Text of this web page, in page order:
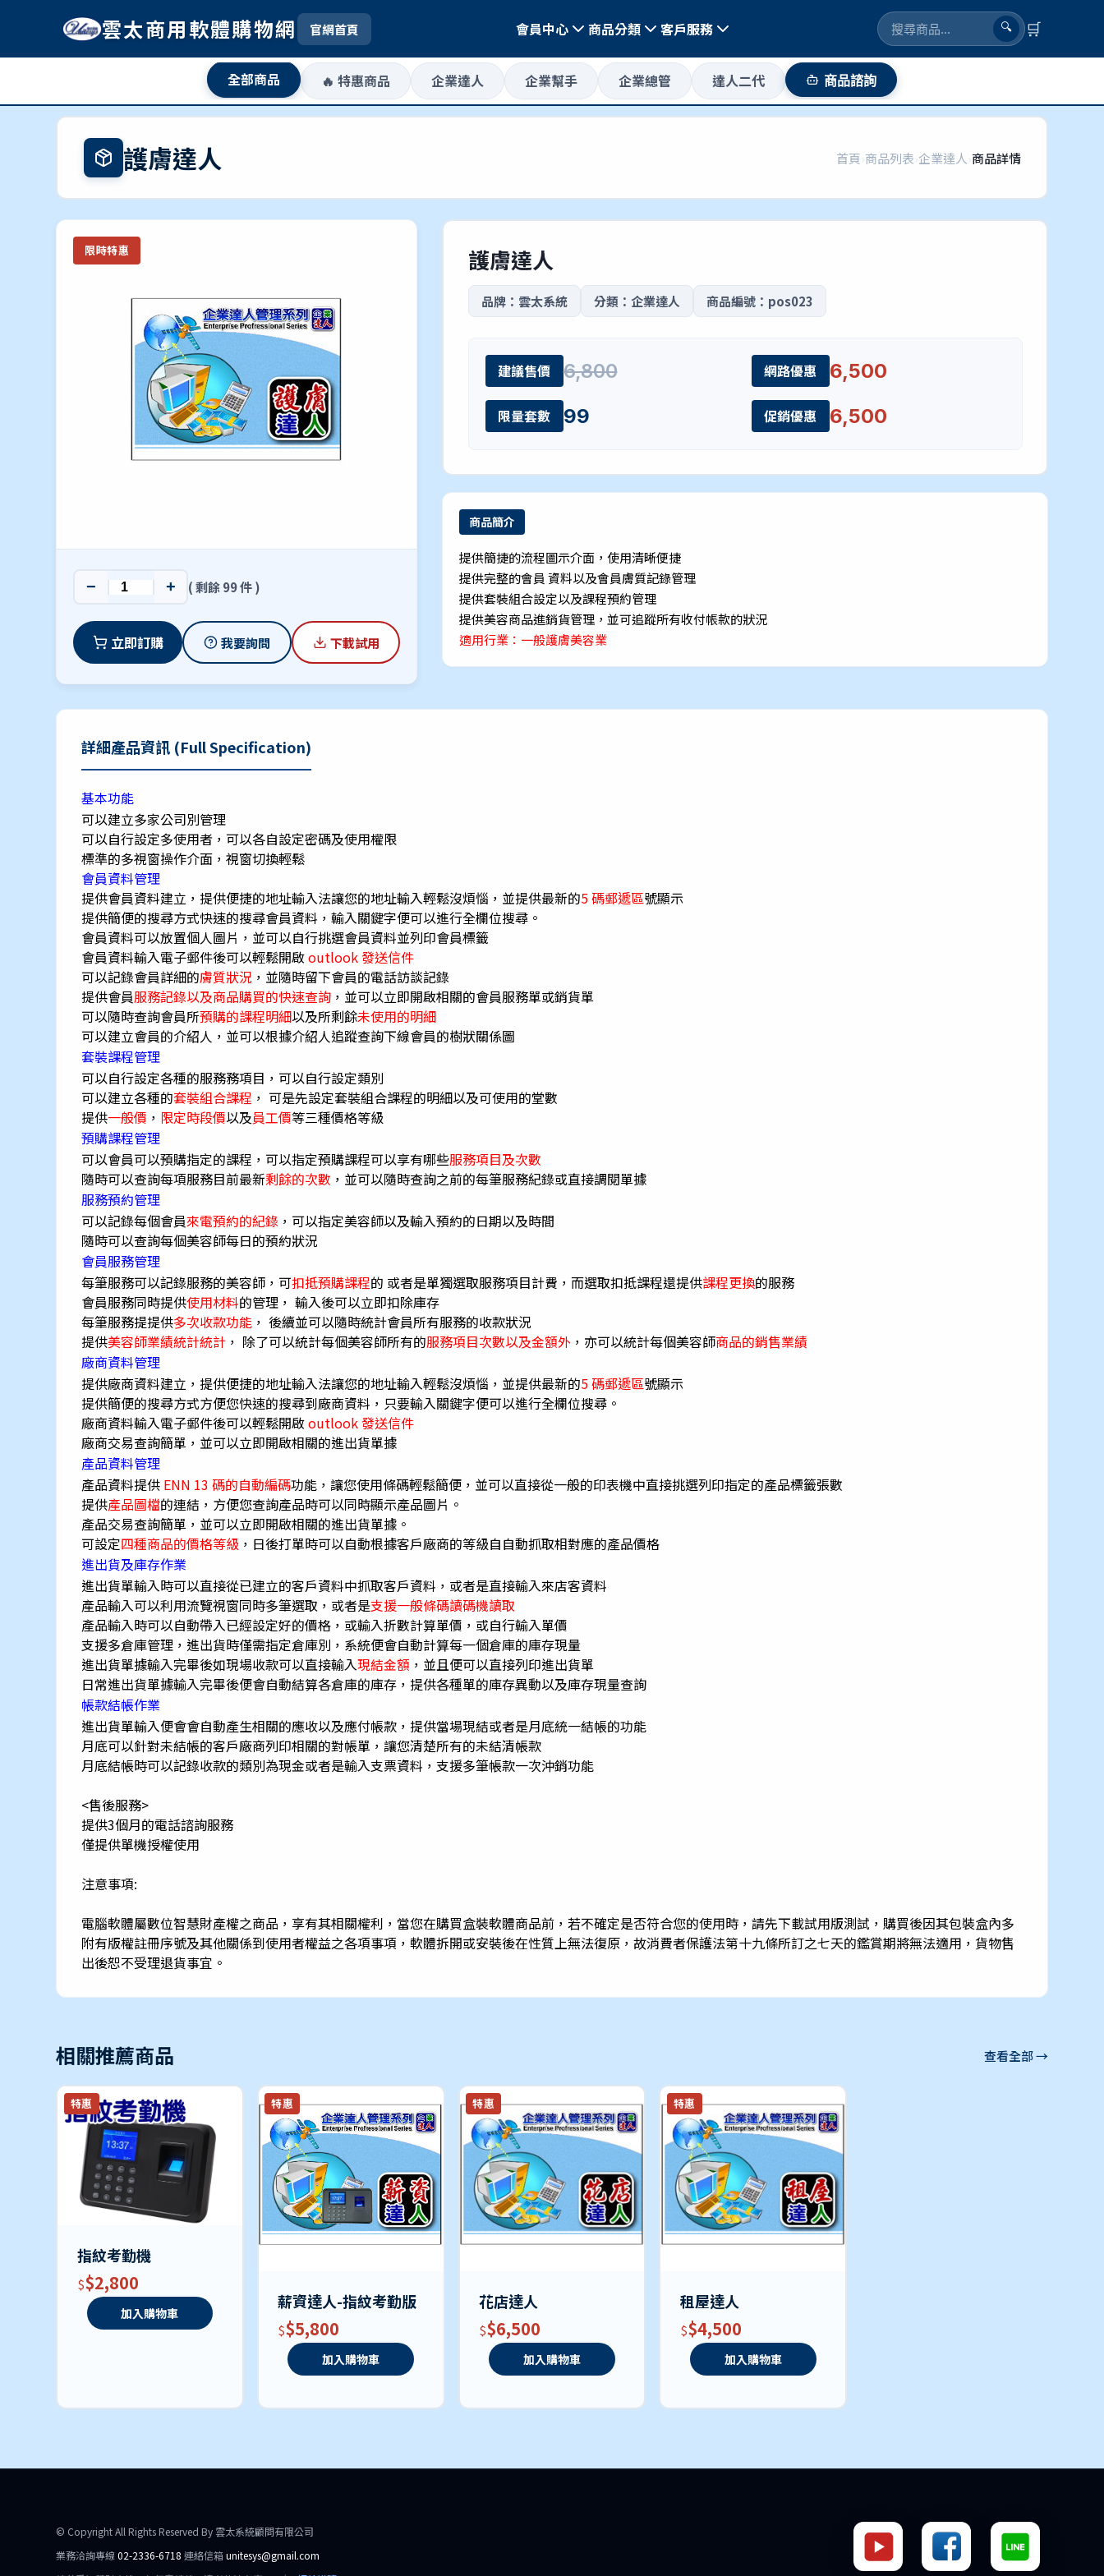
雲太商用軟體購物網 官網首頁 會員中心 商品分類 客戶服務 🔍 🛒
全部商品 🔥 特惠商品 企業達人 企業幫手 企業總管 達人二代 商品諮詢
護膚達人 首頁›商品列表›企業達人›商品詳情
限時特惠
− + ( 剩餘 99 件 )
立即訂購 我要詢問 下載試用
護膚達人
品牌：雲太系統 分類：企業達人 商品編號：pos023
建議售價 6,800 網路優惠 6,500
限量套數 99 促銷優惠 6,500
商品簡介
提供簡捷的流程圖示介面，使用清晰便捷
提供完整的會員 資料以及會員膚質記錄管理
提供套裝組合設定以及課程預約管理
提供美容商品進銷貨管理，並可追蹤所有收付帳款的狀況
適用行業：一般護膚美容業
詳細產品資訊 (Full Specification)
基本功能
可以建立多家公司別管理
可以自行設定多使用者，可以各自設定密碼及使用權限
標準的多視窗操作介面，視窗切換輕鬆
會員資料管理
提供會員資料建立，提供便捷的地址輸入法讓您的地址輸入輕鬆沒煩惱，並提供最新的5 碼郵遞區號顯示
提供簡便的搜尋方式快速的搜尋會員資料，輸入關鍵字便可以進行全欄位搜尋。
會員資料可以放置個人圖片，並可以自行挑選會員資料並列印會員標籤
會員資料輸入電子郵件後可以輕鬆開啟outlook 發送信件
可以記錄會員詳細的膚質狀況 ，並隨時留下會員的電話訪談記錄
提供會員服務記錄以及商品購買的快速查詢 ，並可以立即開啟相關的會員服務單或銷貨單
可以隨時查詢會員所預購的課程明細以及所剩餘未使用的明細
可以建立會員的介紹人，並可以根據介紹人追蹤查詢下線會員的樹狀關係圖
套裝課程管理
可以自行設定各種的服務務項目，可以自行設定類別
可以建立各種的套裝組合課程 ， 可是先設定套裝組合課程的明細以及可使用的堂數
提供一般價 ， 限定時段價以及員工價等三種價格等級
預購課程管理
可以會員可以預購指定的課程，可以指定預購課程可以享有哪些服務項目及次數
隨時可以查詢每項服務目前最新剩餘的次數 ，並可以隨時查詢之前的每筆服務紀錄或直接調閱單據
服務預約管理
可以記錄每個會員來電預約的紀錄 ，可以指定美容師以及輸入預約的日期以及時間
隨時可以查詢每個美容師每日的預約狀況
會員服務管理
每筆服務可以記錄服務的美容師，可扣抵預購課程的 或者是單獨選取服務項目計費，而選取扣抵課程還提供課程更換的服務
會員服務同時提供使用材料的管理， 輸入後可以立即扣除庫存
每筆服務提提供多次收款功能 ， 後續並可以隨時統計會員所有服務的收款狀況
提供美容師業績統計統計 ， 除了可以統計每個美容師所有的服務項目次數以及金額外 ，亦可以統計每個美容師商品的銷售業績
廠商資料管理
提供廠商資料建立，提供便捷的地址輸入法讓您的地址輸入輕鬆沒煩惱，並提供最新的5 碼郵遞區號顯示
提供簡便的搜尋方式方便您快速的搜尋到廠商資料，只要輸入關鍵字便可以進行全欄位搜尋。
廠商資料輸入電子郵件後可以輕鬆開啟outlook 發送信件
廠商交易查詢簡單，並可以立即開啟相關的進出貨單據
產品資料管理
產品資料提供 ENN 13 碼的自動編碼功能，讓您使用條碼輕鬆簡便，並可以直接從一般的印表機中直接挑選列印指定的產品標籤張數
提供產品圖檔的連結，方便您查詢產品時可以同時顯示產品圖片。
產品交易查詢簡單，並可以立即開啟相關的進出貨單據。
可設定四種商品的價格等級 ，日後打單時可以自動根據客戶廠商的等級自自動抓取相對應的產品價格
進出貨及庫存作業
進出貨單輸入時可以直接從已建立的客戶資料中抓取客戶資料，或者是直接輸入來店客資料
產品輸入可以利用流覽視窗同時多筆選取，或者是支援一般條碼讀碼機讀取
產品輸入時可以自動帶入已經設定好的價格，或輸入折數計算單價，或自行輸入單價
支援多倉庫管理，進出貨時僅需指定倉庫別，系統便會自動計算每一個倉庫的庫存現量
進出貨單據輸入完畢後如現場收款可以直接輸入現結金額 ，並且便可以直接列印進出貨單
日常進出貨單據輸入完畢後便會自動結算各倉庫的庫存，提供各種單的庫存異動以及庫存現量查詢
帳款結帳作業
進出貨單輸入便會會自動產生相關的應收以及應付帳款，提供當場現結或者是月底統一結帳的功能
月底可以針對未結帳的客戶廠商列印相關的對帳單，讓您清楚所有的未結清帳款
月底結帳時可以記錄收款的類別為現金或者是輸入支票資料，支援多筆帳款一次沖銷功能
<售後服務>
提供3個月的電話諮詢服務
僅提供單機授權使用
注意事項:
電腦軟體屬數位智慧財產權之商品，享有其相關權利，當您在購買盒裝軟體商品前，若不確定是否符合您的使用時，請先下載試用版測試，購買後因其包裝盒內多
附有版權註冊序號及其他關係到使用者權益之各項事項，軟體拆開或安裝後在性質上無法復原，故消費者保護法第十九條所訂之七天的鑑賞期將無法適用，貨物售
出後恕不受理退貨事宜。
相關推薦商品 查看全部 →
特惠
指紋考勤機
$2,800
加入購物車
特惠
薪資達人-指紋考勤版
$5,800
加入購物車
特惠
花店達人
$6,500
加入購物車
特惠
租屋達人
$4,500
加入購物車
© Copyright All Rights Reserved By 雲太系統顧問有限公司
業務洽詢專線 02-2336-6718 連絡信箱unitesys@gmail.com